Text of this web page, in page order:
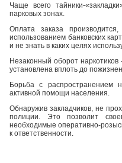
Чаще всего тайники-
парковых зонах.
Оплата заказа
использованием банковских
и не знать в каких целях
Незаконный оборот наркотиков
установлена вплоть до
Борьба с распространением
активной помощи населения.
Обнаружив закладчиков, не
полиции. Это позволит
необходимые оперативно-
к ответственности.